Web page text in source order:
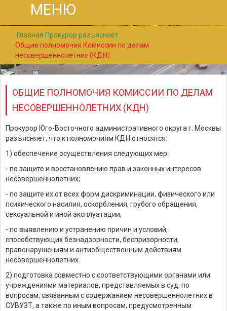
МЕНЮ
Главная Прокурор разъясняет
Общие полномочия Комиссии по делам
несовершеннолетних (КДН)
ОБЩИЕ ПОЛНОМОЧИЯ КОМИССИИ ПО ДЕЛАМ
НЕСОВЕРШЕННОЛЕТНИХ (КДН)
Прокурор Юго-Восточного административного округа г. Москвы
разъясняет, что к полномочиям КДН относятся:
1) обеспечение осуществления следующих мер:
- по защите и восстановлению прав и законных интересов
несовершеннолетних;
- по защите их от всех форм дискриминации, физического или
психического насилия, оскорбления, грубого обращения,
сексуальной и иной эксплуатации;
- по выявлению и устранению причин и условий,
способствующих безнадзорности, беспризорности,
правонарушениям и антиобщественным действиям
несовершеннолетних.
2) подготовка совместно с соответствующими органами или
учреждениями материалов, представляемых в суд, по
вопросам, связанным с содержанием несовершеннолетних в
СУВУЗТ, а также по иным вопросам, предусмотренным